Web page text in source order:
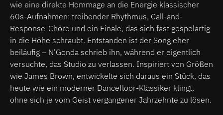
wie eine direkte Hommage an die Energie klassischer
60s-Aufnahmen: treibender Rhythmus, Call-and-
Response-Chöre und ein Finale, das sich fast gospelartig
in die Höhe schraubt. Entstanden ist der Song eher
beiläufig – N'Gonda schrieb ihn, während er eigentlich
versuchte, das Studio zu verlassen. Inspiriert von Größen
wie James Brown, entwickelte sich daraus ein Stück, das
heute wie ein moderner Dancefloor-Klassiker klingt,
ohne sich je vom Geist vergangener Jahrzehnte zu lösen.